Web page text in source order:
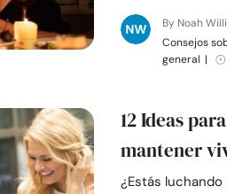
By Noah
Consejos
general |
12 Ideas
mantener
¿Estás